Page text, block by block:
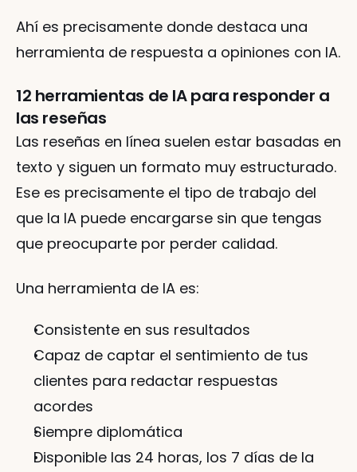
Ahí es precisamente donde destaca una
herramienta de respuesta a opiniones con IA.
12 herramientas de IA para responder a
las reseñas
Las reseñas en línea suelen estar basadas en
texto y siguen un formato muy estructurado.
Ese es precisamente el tipo de trabajo del
que la IA puede encargarse sin que tengas
que preocuparte por perder calidad.
Una herramienta de IA es:
Consistente en sus resultados
Capaz de captar el sentimiento de tus
clientes para redactar respuestas
acordes
Siempre diplomática
Disponible las 24 horas, los 7 días de la